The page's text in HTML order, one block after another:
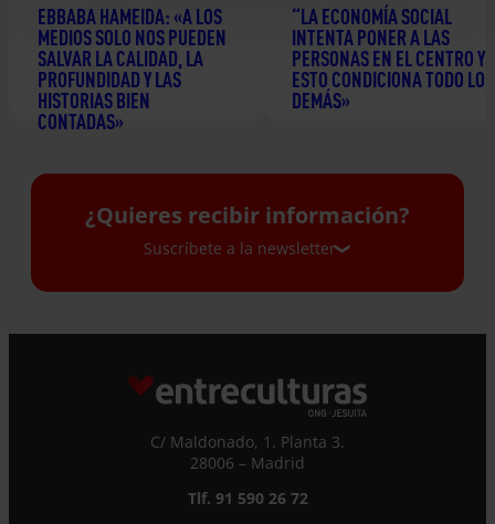
EBBABA HAMEIDA: «A LOS
MEDIOS SOLO NOS PUEDEN
SALVAR LA CALIDAD, LA
PROFUNDIDAD Y LAS
HISTORIAS BIEN
CONTADAS»
“LA ECONOMÍA SOCIAL
INTENTA PONER A LAS
PERSONAS EN EL CENTRO Y
ESTO CONDICIONA TODO LO
DEMÁS»
¿Quieres recibir información?
Suscríbete a la newsletter
Si quieres recibir nuestra newsletter mensual
y los correos puntuales en los que te
ofrecemos información, no dejes de completar
este formulario. Al instante, te daremos de
al tanto de todas las novedades.
C/ Maldonado, 1. Planta 3.
28006 – Madrid
Tlf. 91 590 26 72